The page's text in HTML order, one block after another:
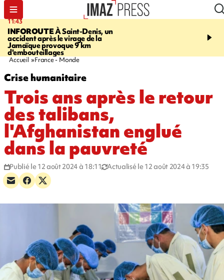
11:43
INFOROUTEÀ Saint-Denis, un
accident après le virage de la
Jamaïque provoque 9 km
d'embouteillages
16:35
gendarmes évacuent
Accueil France - Monde
Crise humanitaire
Trois ans après le retour
des talibans,
l'Afghanistan englué
dans la pauvreté
Publié le 12 août 2024 à 18:11 Actualisé le 12 août 2024 à 19:35